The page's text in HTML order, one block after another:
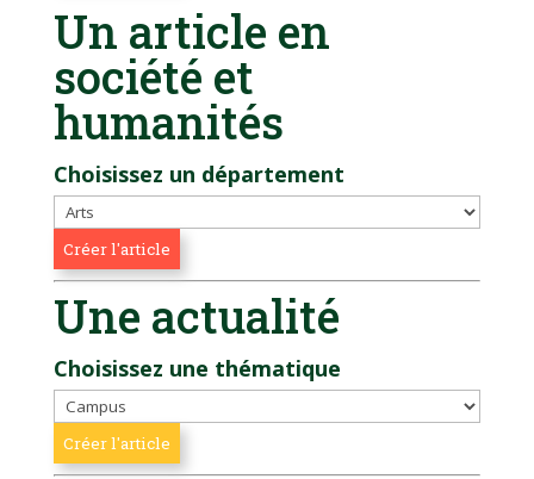
Un article en
société et
humanités
Choisissez un département
Une actualité
Choisissez une thématique